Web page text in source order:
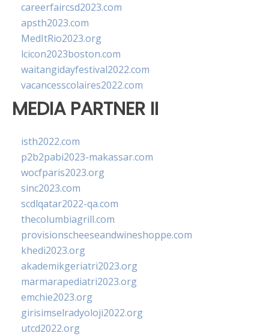
careerfaircsd2023.com
apsth2023.com
MedItRio2023.org
lcicon2023boston.com
waitangidayfestival2022.com
vacancesscolaires2022.com
MEDIA PARTNER II
isth2022.com
p2b2pabi2023-makassar.com
wocfparis2023.org
sinc2023.com
scdlqatar2022-qa.com
thecolumbiagrill.com
provisionscheeseandwineshoppe.com
khedi2023.org
akademikgeriatri2023.org
marmarapediatri2023.org
emchie2023.org
girisimselradyoloji2022.org
utcd2022.org